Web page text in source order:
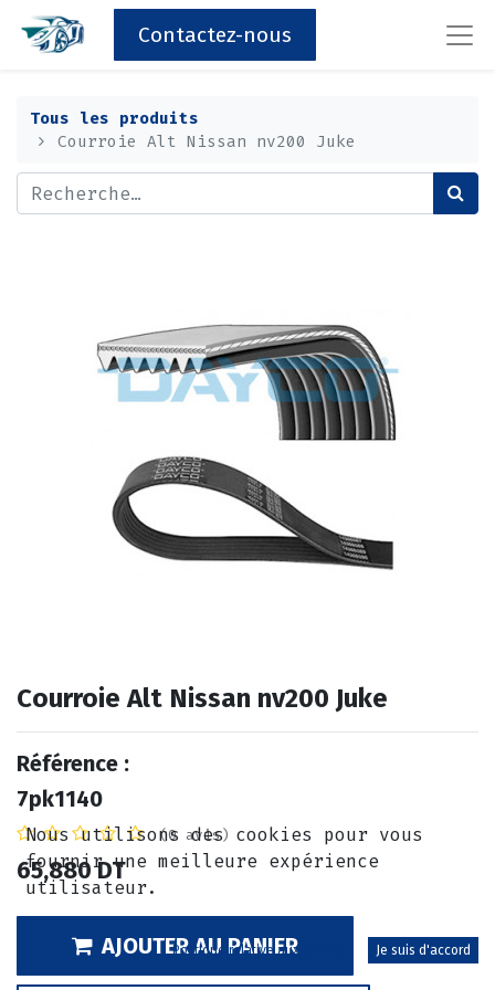
Contactez-nous
Tous les produits
Courroie Alt Nissan nv200 Juke
Courroie Alt Nissan nv200 Juke
Référence :
7pk1140
(0 avis)
65,880DT
AJOUTER AU PANIER
Nous utilisons des cookies pour vous
fournir une meilleure expérience
utilisateur.
Politique relative aux cookies Je suis d'accord